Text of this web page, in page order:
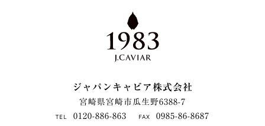
ジャパンキャビア株式会社
宮崎県宮崎市瓜生野6388-7
TEL 0120-886-863 FAX 0985-86-8687